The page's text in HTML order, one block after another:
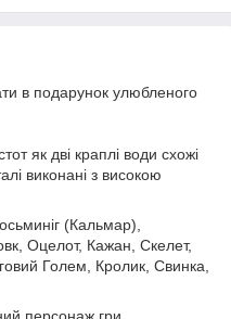
в подарунок улюбленого
як дві краплі води схожі
виконані з високою
(Кальмар),
Оцелот, Кажан, Скелет,
Голем, Кролик, Свинка,
персонаж гри.